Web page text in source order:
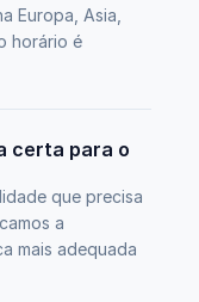
Europa, Asia,
horário é
certa para o
que precisa
a
mais adequada